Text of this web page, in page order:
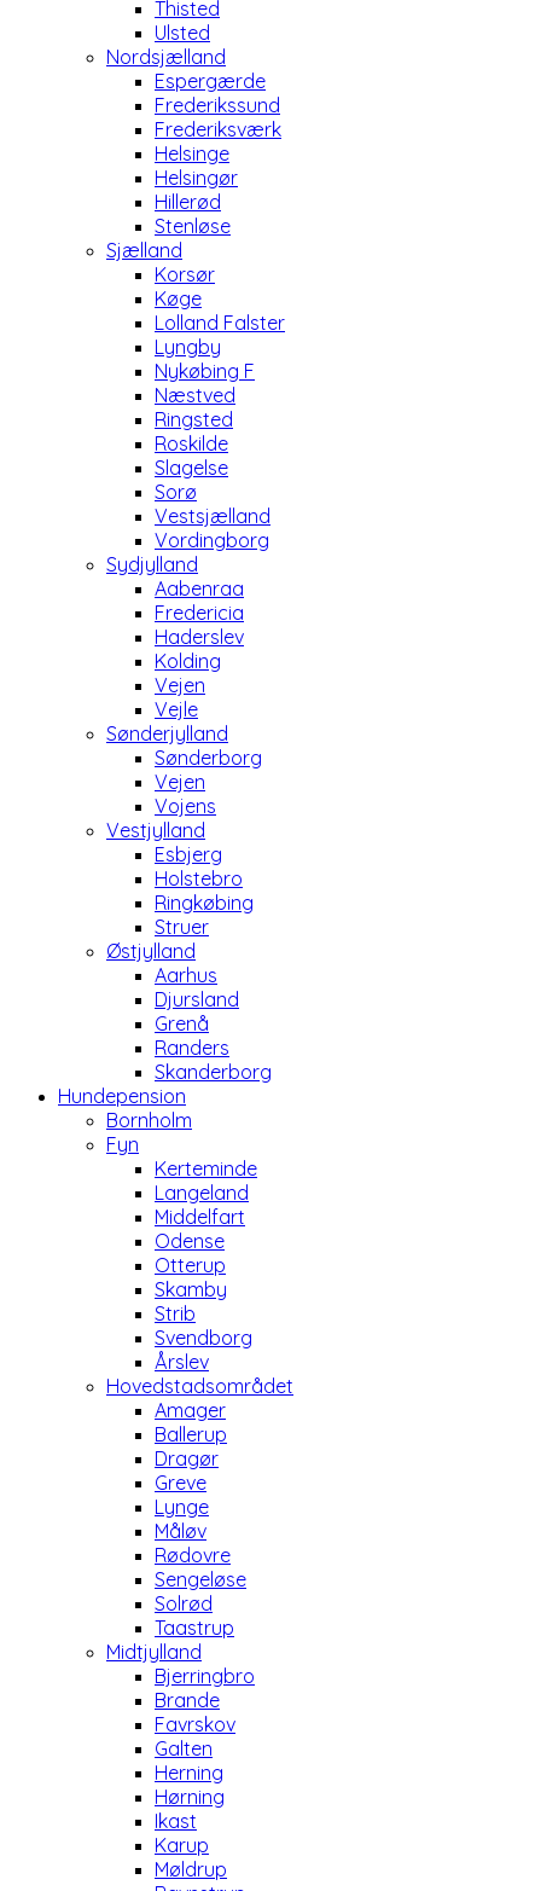
Thisted
Ulsted
Nordsjælland
Espergærde
Frederikssund
Frederiksværk
Helsinge
Helsingør
Hillerød
Stenløse
Sjælland
Korsør
Køge
Lolland Falster
Lyngby
Nykøbing F
Næstved
Ringsted
Roskilde
Slagelse
Sorø
Vestsjælland
Vordingborg
Sydjylland
Aabenraa
Fredericia
Haderslev
Kolding
Vejen
Vejle
Sønderjylland
Sønderborg
Vejen
Vojens
Vestjylland
Esbjerg
Holstebro
Ringkøbing
Struer
Østjylland
Aarhus
Djursland
Grenå
Randers
Skanderborg
Hundepension
Bornholm
Fyn
Kerteminde
Langeland
Middelfart
Odense
Otterup
Skamby
Strib
Svendborg
Årslev
Hovedstadsområdet
Amager
Ballerup
Dragør
Greve
Lynge
Måløv
Rødovre
Sengeløse
Solrød
Taastrup
Midtjylland
Bjerringbro
Brande
Favrskov
Galten
Herning
Hørning
Ikast
Karup
Møldrup